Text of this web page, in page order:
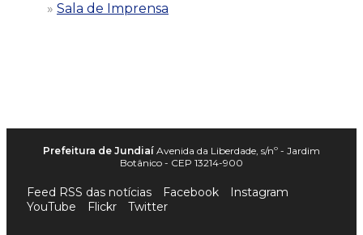
Sala de Imprensa
Prefeitura de Jundiaí Avenida da Liberdade, s/nº - Jardim
Botânico - CEP 13214-900
Feed RSS das notícias Facebook
Instagram
YouTube
Flickr Twitter